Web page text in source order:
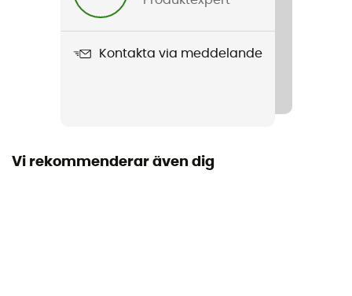
Dimensioner hopvikt
Antal öppningar
Kontakta via meddelande
Vi rekommenderar även dig